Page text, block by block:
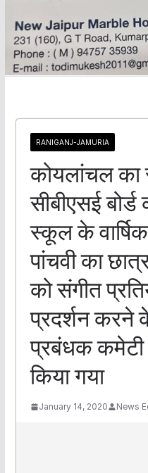
RANIGANJ-JAMURIA
कोयलांचल का
सीबीएसई बोर्ड
स्कूल के
पांचवी का
को संगीत
प्रदर्शन करने
प्रबंधक कमेटी
किया गया
January 14, 2020 News